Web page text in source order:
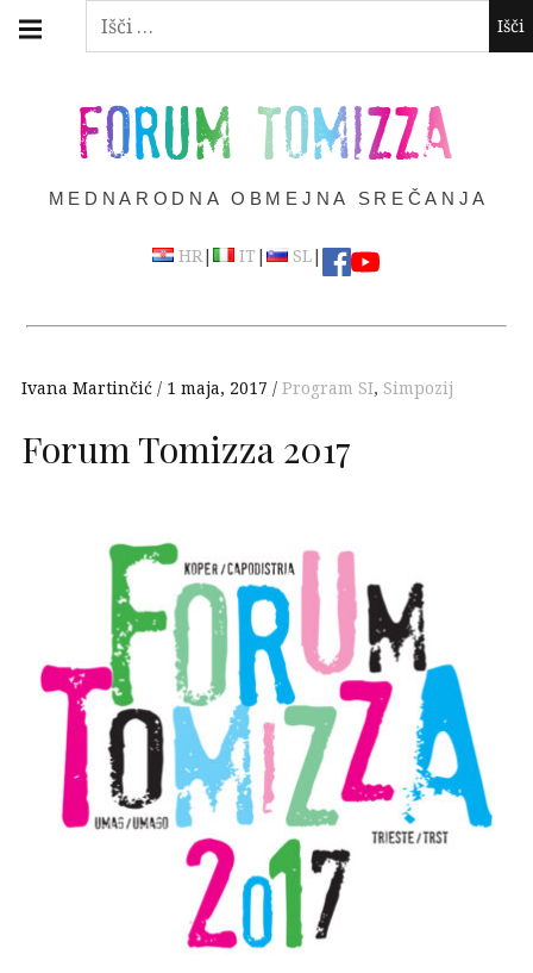
Išči:
Skip
FORUM TOMIZZA
MEDNARODNA OBMEJNA SREČANJA
HR| IT | SL|
navigation
Ivana Martinčić 1 maja, 2017 Program SI, Simpozij
Forum Tomizza 2017